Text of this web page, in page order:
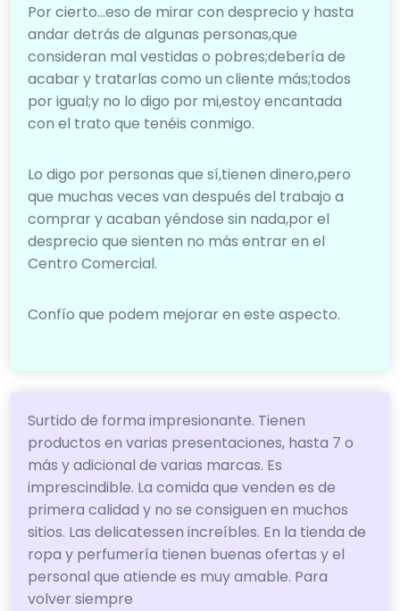
Por cierto…eso de mirar con desprecio y hasta
andar detrás de algunas personas,que
consideran mal vestidas o pobres;debería de
acabar y tratarlas como un cliente más;todos
por igual;y no lo digo por mi,estoy encantada
con el trato que tenéis conmigo.
Lo digo por personas que sí,tienen dinero,pero
que muchas veces van después del trabajo a
comprar y acaban yéndose sin nada,por el
desprecio que sienten no más entrar en el
Centro Comercial.
Confío que podem mejorar en este aspecto.
Surtido de forma impresionante. Tienen
productos en varias presentaciones, hasta 7 o
más y adicional de varias marcas. Es
imprescindible. La comida que venden es de
primera calidad y no se consiguen en muchos
sitios. Las delicatessen increíbles. En la tienda de
ropa y perfumería tienen buenas ofertas y el
personal que atiende es muy amable. Para
volver siempre